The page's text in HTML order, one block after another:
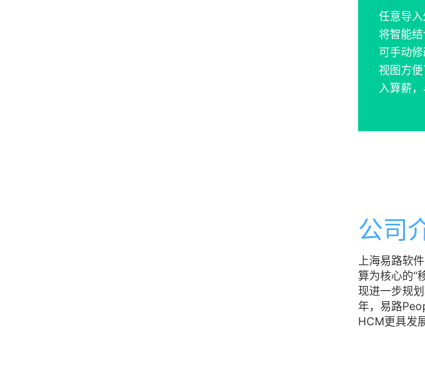
任意导
将智能结
可手动
视图方
入算薪
公司
上海易路软
算为核心的“
现进一步规
年，易路
HCM更具发